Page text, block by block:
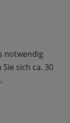
notwendig
sich ca. 30